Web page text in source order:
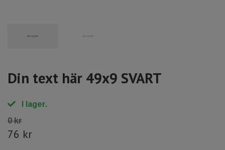
Din text här 49x9 SVART
I lager.
0 kr
76 kr